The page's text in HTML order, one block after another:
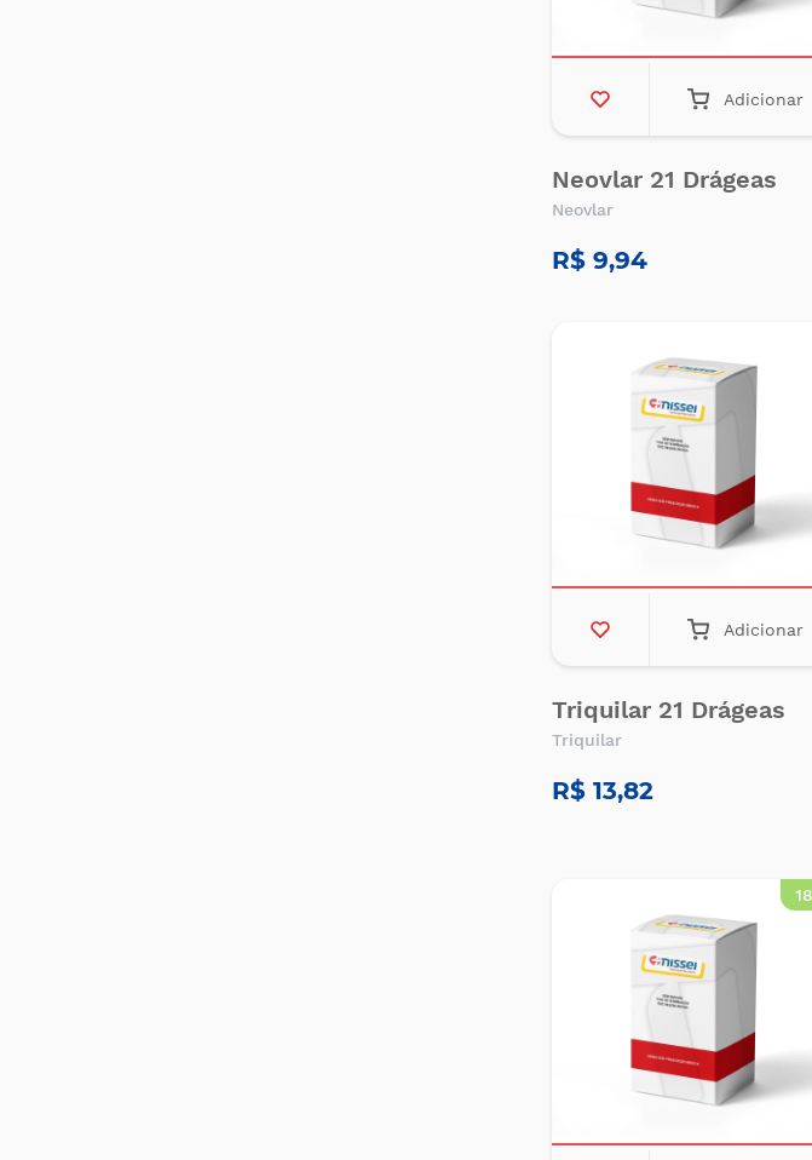
Adicionar
Neovlar 21 Drágeas
Neovlar
R$ 9,94
Adicionar
Triquilar 21 Drágeas
Triquilar
R$ 13,82